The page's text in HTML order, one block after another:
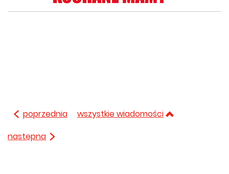
poprzednia
wszystkie wiadomości
następna